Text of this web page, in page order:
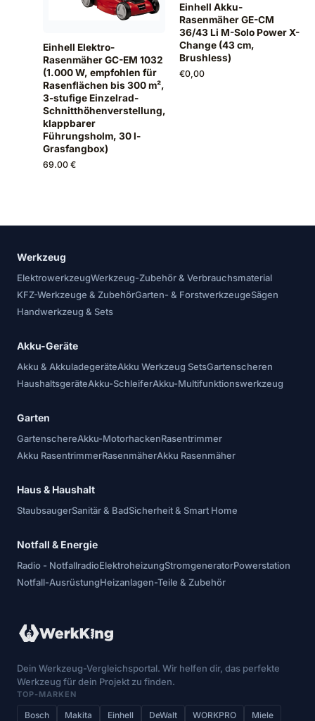
Einhell Elektro-
Rasenmäher GC-EM 1032
(1.000 W, empfohlen für
Rasenflächen bis 300 m²,
3-stufige Einzelrad-
Schnitthöhenverstellung,
klappbarer
Führungsholm, 30 l-
Grasfangbox)
69.00 €
Einhell Akku-
Rasenmäher GE-CM
36/43 Li M-Solo Power X-
Change (43 cm,
Brushless)
€0,00
Werkzeug
ElektrowerkzeugWerkzeug-Zubehör & Verbrauchsmaterial
KFZ-Werkzeuge & ZubehörGarten- & ForstwerkzeugeSägen
Handwerkzeug & Sets
Akku-Geräte
Akku & AkkuladegeräteAkku Werkzeug SetsGartenscheren
HaushaltsgeräteAkku-SchleiferAkku-Multifunktionswerkzeug
Garten
GartenschereAkku-MotorhackenRasentrimmer
Akku RasentrimmerRasenmäherAkku Rasenmäher
Haus & Haushalt
StaubsaugerSanitär & BadSicherheit & Smart Home
Notfall & Energie
Radio - NotfallradioElektroheizungStromgeneratorPowerstation
Notfall-AusrüstungHeizanlagen-Teile & Zubehör
Dein Werkzeug-Vergleichsportal. Wir helfen dir, das perfekte
Werkzeug für dein Projekt zu finden.
TOP-MARKEN
Bosch Makita Einhell DeWalt WORKPRO Miele